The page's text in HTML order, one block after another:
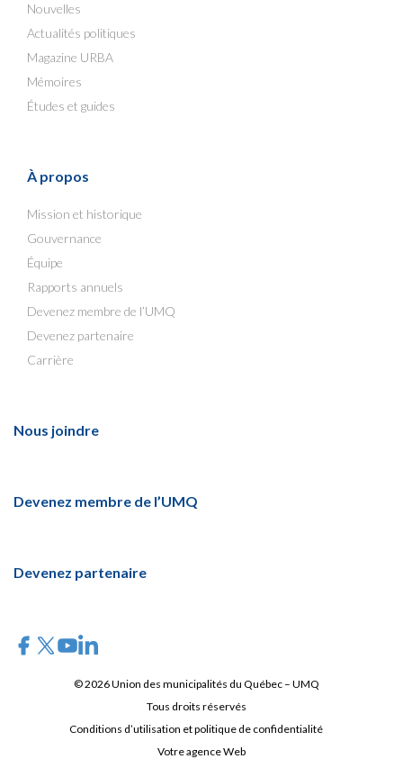
Nouvelles
Actualités politiques
Magazine URBA
Mémoires
Études et guides
À propos
Mission et historique
Gouvernance
Équipe
Rapports annuels
Devenez membre de l’UMQ
Devenez partenaire
Carrière
Nous joindre
Devenez membre de l’UMQ
Devenez partenaire
© 2026 Union des municipalités du Québec – UMQ
Tous droits réservés
Conditions d’utilisation et politique de confidentialité
Votre agence Web